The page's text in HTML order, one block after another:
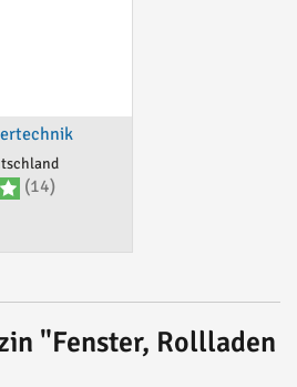
(14)
"Fenster, Rollladen